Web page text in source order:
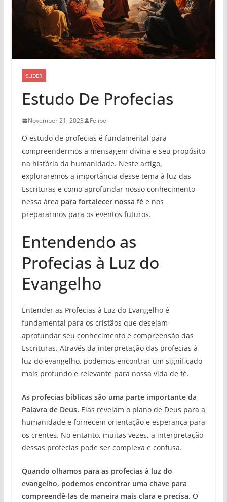
SLIDER
Estudo De Profecias
November 21, 2023 Felipe
O estudo de profecias é fundamental para
compreendermos a mensagem divina e seu propósito
na história da humanidade. Neste artigo,
exploraremos a importância desse tema à luz das
Escrituras e como aprofundar nosso conhecimento
nessa área para fortalecer nossa fée nos
prepararmos para os eventos futuros.
Entendendo as
Profecias à Luz do
Evangelho
Entender as Profecias à Luz do Evangelho é
fundamental para os cristãos que desejam
aprofundar seu conhecimento e compreensão das
Escrituras. Através da interpretação das profecias à
luz do evangelho, podemos encontrar um significado
mais profundo e relevante para nossa vida de fé.
As profecias bíblicas são uma parte importante da
Palavra de Deus. Elas revelam o plano de Deus para a
humanidade e fornecem orientação e esperança para
os crentes. No entanto, muitas vezes, a interpretação
dessas profecias pode ser complexa e confusa.
Quando olhamos para as profecias à luz do
evangelho, podemos encontrar uma chave para
compreendê-las de maneira mais clara e precisa. O